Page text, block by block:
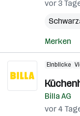
vor 3
Merken
Einblicke
Billa AG
vor 4